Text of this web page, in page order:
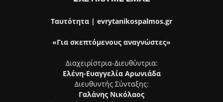
Ταυτότητα | evrytanikospalmos.gr
«Για σκεπτόμενους αναγνώστες»
Διαχειρίστρια-Διευθύντρια:
Ελένη-Ευαγγελία Αρωνιάδα
Διευθυντής Σύνταξης:
Γαλάνης Νικόλαος